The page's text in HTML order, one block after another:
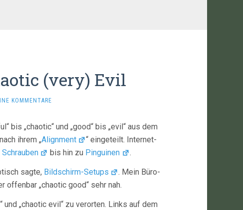
(very) Evil
KOMMENTARE
bis „chaotic“ und „good“ bis „evil“ aus dem
ihrem „Alignment
“ eingeteilt. Internet-
Schrauben bis hin zu Pinguinen .
sagte, Bildschirm-Setups
. Mein Büro-
„chaotic good“ sehr nah.
„chaotic evil“ zu verorten. Links auf dem